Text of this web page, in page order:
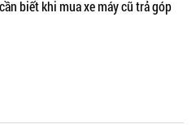
biết khi mua xe máy cũ trả góp